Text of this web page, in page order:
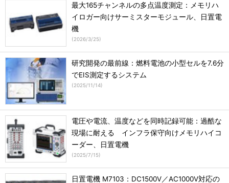
最大165チャンネルの多点温度測定：メモリハ
イロガー向けサーミスターモジュール、日置電
機
(2026/3/25)
研究開発の最前線：燃料電池の小型セルを7.6分
でEIS測定するシステム
(2025/11/14)
電圧や電流、温度などを同時記録可能：過酷な
現場に耐える インフラ保守向けメモリハイコ
ーダー、日置電機
(2025/7/15)
日置電機 M7103：DC1500V／AC1000V対応の